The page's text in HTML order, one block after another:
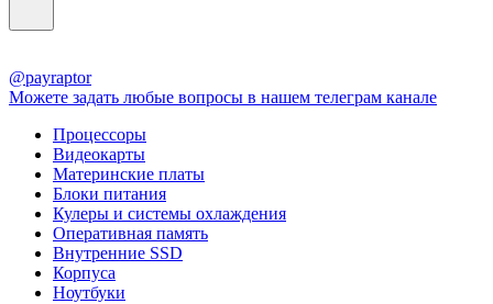
@payraptor
Можете задать любые вопросы в нашем телеграм канале
Процессоры
Видеокарты
Материнские платы
Блоки питания
Кулеры и системы охлаждения
Оперативная память
Внутренние SSD
Корпуса
Ноутбуки